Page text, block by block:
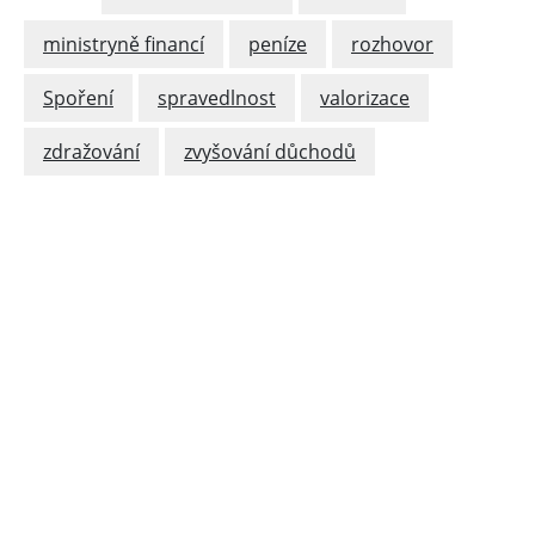
ministryně financí peníze rozhovor
Spoření spravedlnost valorizace
zdražování zvyšování důchodů